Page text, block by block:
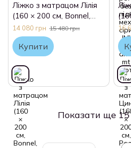
Ліжко з матрацом Лілія
(160 × 200 см, Bonnel,
рогожка, без підйомного
механізму, сірий) IMI
14 080 грн 15 480 грн
Купити
16
Показати ще 15